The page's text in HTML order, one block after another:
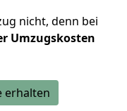
nicht, denn bei
Umzugskosten
erhalten